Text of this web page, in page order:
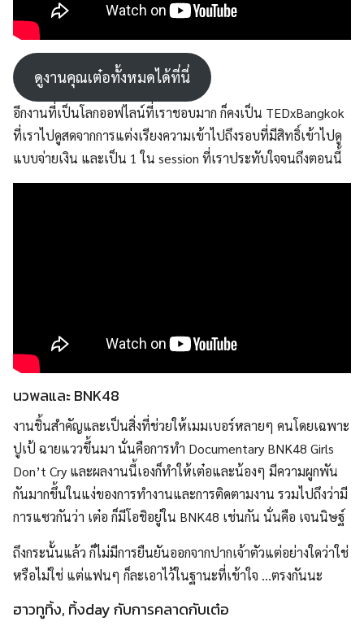
ดูงานคุณเต๋อทั้งหมดได้ที่นี่
อีกงานที่เป็นโลกออฟไลน์ที่เราชอบมาก ก็คงเป็น TEDxBangkok
ที่เราไปดูสดจากการแต่งเรียงความเข้าไปถึงรอบที่มีสิทธิ์เข้าไปดู
แบบจ่ายเงิน และเป็น 1 ใน session ที่เราประทับใจจนถึงตอนนี้
นวพลและ BNK48
งานชิ้นสำคัญและเป็นสิ่งที่ช่วยให้เมมเบอร์หลายๆ คนโดยเฉพาะ
ปูเป้ ฉายแววขึ้นมา นั่นคือการทำ Documentary BNK48 Girls
Don’t Cry และผลงานนี้เองก็ทำให้เต๋อและน้องๆ มีความผูกพัน
กันมากขึ้นในแง่ของการทำงานและการติดตามงาน รวมไปถึงว่ามี
การแซวกันว่า เต๋อ ก็มีโอชิอยู่ใน BNK48 เช่นกัน นั่นคือ เจนนิษฐ์
ถึงกระนั้นแล้ว ก็ไม่มีการยืนยันออกจากปากเจ้าตัวแต่อย่างใดว่าใช่
หรือไม่ใช่ แต่แฟนๆ ก็ละเอาไว้ในฐานะที่เข้าใจ …ตรงกันนะ
ฮาวทูทิ้ง, ทิ้งday กับการคลาดกับเต๋อ